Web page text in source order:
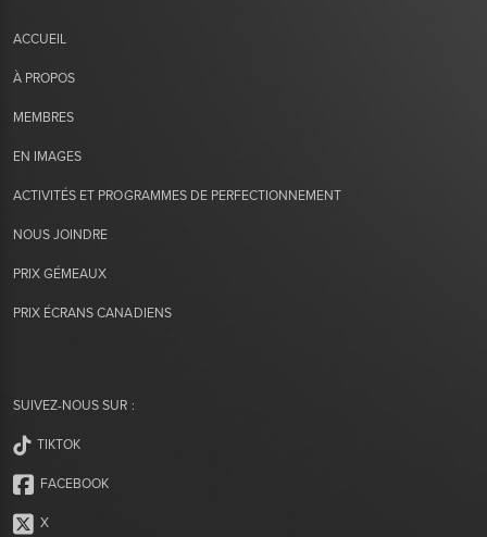
ACCUEIL
À PROPOS
MEMBRES
EN IMAGES
ACTIVITÉS ET PROGRAMMES DE PERFECTIONNEMENT
NOUS JOINDRE
PRIX GÉMEAUX
PRIX ÉCRANS CANADIENS
SUIVEZ-NOUS SUR :
TIKTOK
FACEBOOK
X